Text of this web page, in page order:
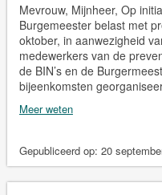
Mevrouw, Mijnheer, Op
Burgemeester belast met
oktober, in aanwezigheid
medewerkers van de
de BIN’s en de
bijeenkomsten
Meer weten
Gepubliceerd op: 20